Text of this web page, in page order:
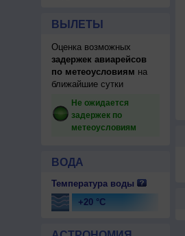
ВЫЛЕТЫ
Оценка возможных
задержек авиарейсов
по метеоусловиям на
ближайшие сутки
Не ожидается
задержек по
метеоусловиям
ВОДА
Температура воды
+20 °C